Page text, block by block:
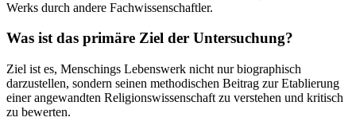
Werks durch andere Fachwissenschaftler.
Was ist das primäre Ziel der Untersuchung?
Ziel ist es, Menschings Lebenswerk nicht nur biographisch
darzustellen, sondern seinen methodischen Beitrag zur Etablierung
einer angewandten Religionswissenschaft zu verstehen und kritisch
zu bewerten.